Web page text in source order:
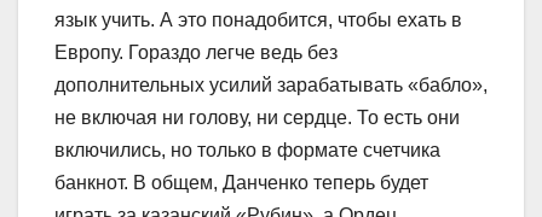
язык учить. А это понадобится, чтобы ехать в
Европу. Гораздо легче ведь без
дополнительных усилий зарабатывать «бабло»,
не включая ни голову, ни сердце. То есть они
включились, но только в формате счетчика
банкнот. В общем, Данченко теперь будет